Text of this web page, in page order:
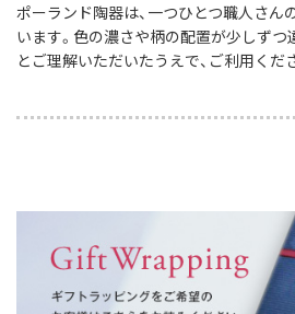
ポーランド陶器は、一つひとつ職人さん
います。色の濃さや柄の配置が少しずつ
とご理解いただいたうえで、ご利用くだ